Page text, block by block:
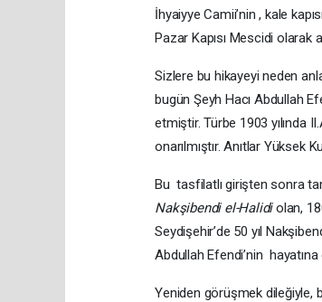
İhyaiyye Camii’nin , kale
Pazar Kapısı Mescidi olarak
Sizlere bu hikayeyi neden
bugün Şeyh Hacı Abdullah
etmiştir. Türbe 1903 yılında
onarılmıştır. Anıtlar Yüksek
Bu tasfilatlı girişten sonra
Nakşibendi el-Halidiolan,
Seydişehir’de 50 yıl
Abdullah Efendi’nin hayatına
Yeniden görüşmek dileğiyle,